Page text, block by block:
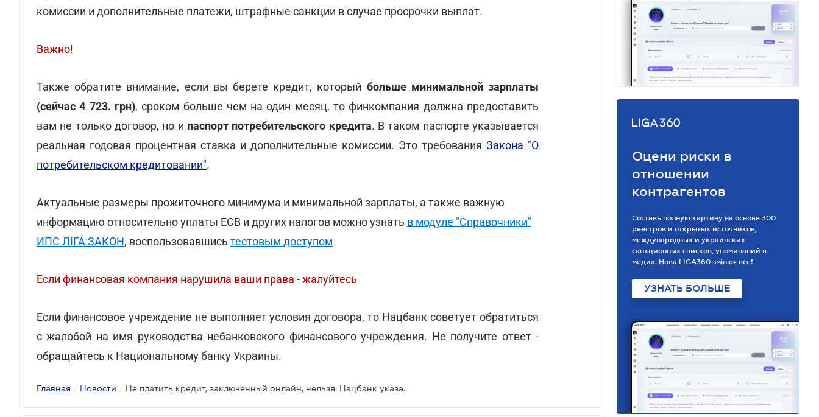
комиссии и дополнительные платежи, штрафные санкции в случае просрочки выплат.
Важно!
Также обратите внимание, если вы берете кредит, который больше минимальной зарплаты
(сейчас 4 723. грн), сроком больше чем на один месяц, то финкомпания должна предоставить
вам не только договор, но и паспорт потребительского кредита. В таком паспорте указывается
реальная годовая процентная ставка и дополнительные комиссии. Это требования Закона "О
потребительском кредитовании".
Актуальные размеры прожиточного минимума и минимальной зарплаты, а также важную
информацию относительно уплаты ЕСВ и других налогов можно узнать в модуле "Справочники"
ИПС ЛІГА:ЗАКОН, воспользовавшись тестовым доступом
Если финансовая компания нарушила ваши права - жалуйтесь
Если финансовое учреждение не выполняет условия договора, то Нацбанк советует обратиться
с жалобой на имя руководства небанковского финансового учреждения. Не получите ответ -
обращайтесь к Национальному банку Украины.
Главная / Новости / Не платить кредит, заключенный онлайн, нельзя: Нацбанк указал почему
Оцени риски в
отношении
контрагентов
Составь полную картину на основе 300
реестров и открытых источников,
международных и украинских
санкционных списков, упоминаний в
медиа. Нова LIGA360 змінює все!
УЗНАТЬ БОЛЬШЕ